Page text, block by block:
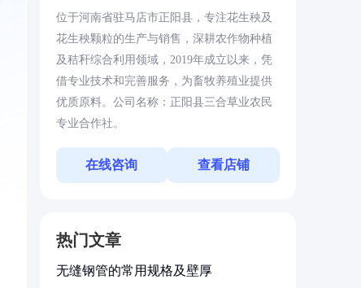
位于河南省驻马店市正阳县，专注花生秧及
花生秧颗粒的生产与销售，深耕农作物种植
及秸秆综合利用领域，2019年成立以来，凭
借专业技术和完善服务，为畜牧养殖业提供
优质原料。公司名称：正阳县三合草业农民
专业合作社。
在线咨询 查看店铺
热门文章
无缝钢管的常用规格及壁厚